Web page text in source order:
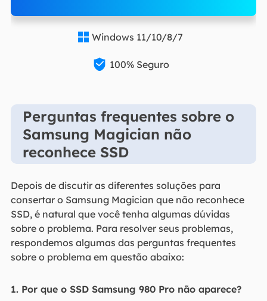
 Windows 11/10/8/7
 100% Seguro
Perguntas frequentes sobre o
Samsung Magician não
reconhece SSD
Depois de discutir as diferentes soluções para
consertar o Samsung Magician que não reconhece
SSD, é natural que você tenha algumas dúvidas
sobre o problema. Para resolver seus problemas,
respondemos algumas das perguntas frequentes
sobre o problema em questão abaixo:
1. Por que o SSD Samsung 980 Pro não aparece?